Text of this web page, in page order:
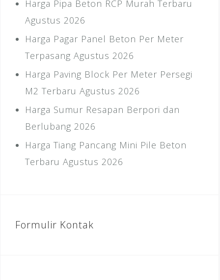
Harga Pipa Beton RCP Murah Terbaru
Agustus 2026
Harga Pagar Panel Beton Per Meter
Terpasang Agustus 2026
Harga Paving Block Per Meter Persegi
M2 Terbaru Agustus 2026
Harga Sumur Resapan Berpori dan
Berlubang 2026
Harga Tiang Pancang Mini Pile Beton
Terbaru Agustus 2026
Formulir Kontak